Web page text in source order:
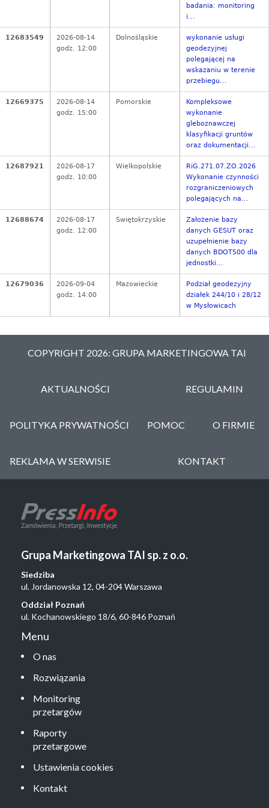
badania: monitoring
i...
12683549
2026-08-14
godz. 12:00
Dolnośląskie
wykonanie usługi
geodezyjnej
polegającej na
wskazaniu w terenie
przebiegu...
12669375
2026-08-14
godz. 15:00
Pomorskie
Kompleksowe
wykonanie
gleboznawczej
klasyfikacji gruntów
oraz dokumentacji...
12687921
2026-08-17
godz. 10:00
Wielkopolskie
RiG.271.07.ZO.2026
Wykonanie czynności
rozgraniczeniowych
polegających na...
12688674
2026-08-17
godz. 12:00
Świętokrzyskie
Założenie bazy
danych GESUT oraz
uzupełnienie bazy
danych BDOT500 dla
jednostki...
12679036
2026-09-04
godz. 14:00
Mazowieckie
Podział geodezyjny
działek 244/10 i 28/12
w Mysłowicach
COPYRIGHT 2026: GRUPA MARKETINGOWA TAI
AKTUALNOŚCI REGULAMIN
POLITYKA PRYWATNOŚCI POMOC O FIRMIE
REKLAMA W SERWISIE KONTAKT
Grupa Marketingowa TAI sp. z o.o.
Siedziba
ul. Jordanowska 12, 04-204 Warszawa
Oddział Poznań
ul. Kochanowskiego 18/6, 60-846 Poznań
Menu
O nas
Rozwiązania
Monitoring
przetargów
Raporty
przetargowe
Ustawienia cookies
Kontakt